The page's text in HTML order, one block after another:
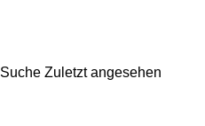
Suche Zuletzt angesehen